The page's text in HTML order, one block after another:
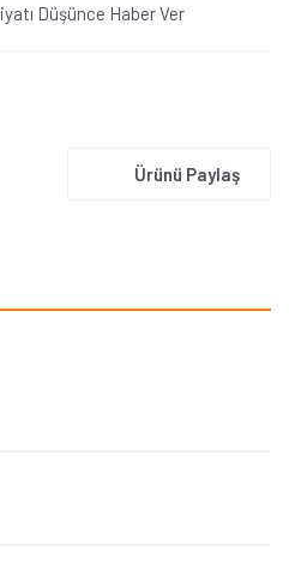
Düşünce Haber Ver
Ürünü Paylaş